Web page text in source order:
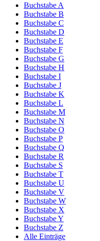
Buchstabe A
Buchstabe B
Buchstabe C
Buchstabe D
Buchstabe E
Buchstabe F
Buchstabe G
Buchstabe H
Buchstabe I
Buchstabe J
Buchstabe K
Buchstabe L
Buchstabe M
Buchstabe N
Buchstabe O
Buchstabe P
Buchstabe Q
Buchstabe R
Buchstabe S
Buchstabe T
Buchstabe U
Buchstabe V
Buchstabe W
Buchstabe X
Buchstabe Y
Buchstabe Z
Alle Einträge